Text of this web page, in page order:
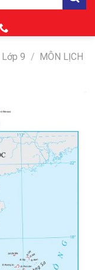
Lớp 9 /
MÔN LỊCH